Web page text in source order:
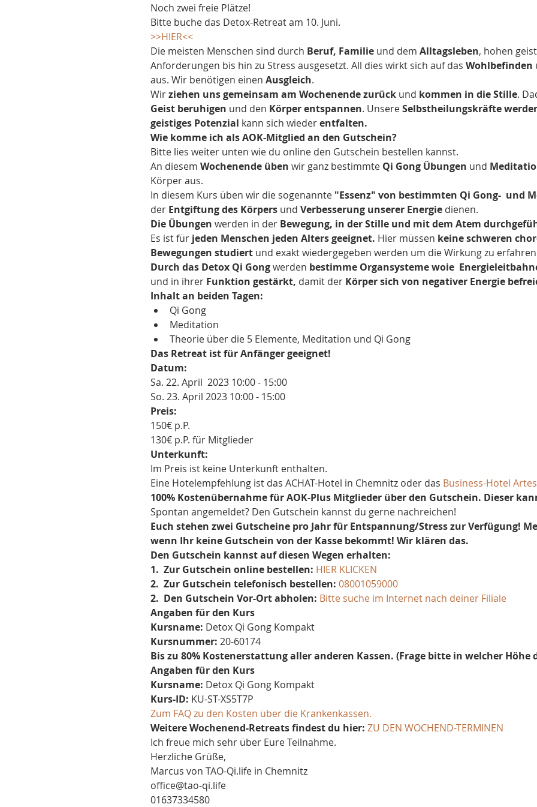
Noch zwei freie Plätze!
Bitte buche das Detox-Retreat am 10. Juni.
>>HIER<<
Die meisten Menschen sind durch Beruf, Familie und dem Alltagsleben, hohen
Anforderungen bis hin zu Stress ausgesetzt. All dies wirkt sich auf das Wohlbefinden
aus. Wir benötigen einen Ausgleich.
Wir ziehen uns gemeinsam am Wochenende zurück und kommen in die Stille.
Geist beruhigen und den Körper entspannen. Unsere Selbstheilungskräfte
geistiges Potenzial kann sich wieder entfalten.
Wie komme ich als AOK-Mitglied an den Gutschein?
Bitte lies weiter unten wie du online den Gutschein bestellen kannst.
An diesem Wochenende üben wir ganz bestimmte Qi Gong Übungen und
Körper aus.
In diesem Kurs üben wir die sogenannte "Essenz" von bestimmten Qi Gong-  und
der Entgiftung des Körpers und Verbesserung unserer Energie dienen.
Die Übungen werden in der Bewegung, in der Stille und mit dem Atem
Es ist für jeden Menschen jeden Alters geeignet. Hier müssen keine schweren
Bewegungen studiert und exakt wiedergegeben werden um die Wirkung zu
Durch das Detox Qi Gong werden bestimme Organsysteme woie
und in ihrer Funktion gestärkt, damit der Körper sich von negativer Energie
Inhalt an beiden Tagen:
Qi Gong
Meditation
Theorie über die 5 Elemente, Meditation und Qi Gong
Das Retreat ist für Anfänger geeignet!
Datum:
Sa. 22. April  2023 10:00 - 15:00
So. 23. April 2023 10:00 - 15:00
Preis:
150€ p.P.
130€ p.P. für Mitglieder
Unterkunft:
Im Preis ist keine Unterkunft enthalten.
Eine Hotelempfehlung ist das ACHAT-Hotel in Chemnitz oder das Business-Hotel Artes
100% Kostenübernahme für AOK-Plus Mitglieder über den Gutschein. Dieser
Spontan angemeldet? Den Gutschein kannst du gerne nachreichen!
Euch stehen zwei Gutscheine pro Jahr für Entspannung/Stress zur Verfügung!
wenn Ihr keine Gutschein von der Kasse bekommt! Wir klären das.
Den Gutschein kannst auf diesen Wegen erhalten:
1.  Zur Gutschein online bestellen: HIER KLICKEN
2.  Zur Gutschein telefonisch bestellen: 08001059000
2.  Den Gutschein Vor-Ort abholen: Bitte suche im Internet nach deiner Filiale
Angaben für den Kurs
Kursname: Detox Qi Gong Kompakt
Kursnummer: 20-60174
Bis zu 80% Kostenerstattung aller anderen Kassen. (Frage bitte in welcher Höhe
Angaben für den Kurs
Kursname: Detox Qi Gong Kompakt
Kurs-ID: KU-ST-XS5T7P
Zum FAQ zu den Kosten über die Krankenkassen.
Weitere Wochenend-Retreats findest du hier: ZU DEN WOCHEND-TERMINEN
Ich freue mich sehr über Eure Teilnahme.
Herzliche Grüße,
Marcus von TAO-Qi.life in Chemnitz
office@tao-qi.life
01637334580